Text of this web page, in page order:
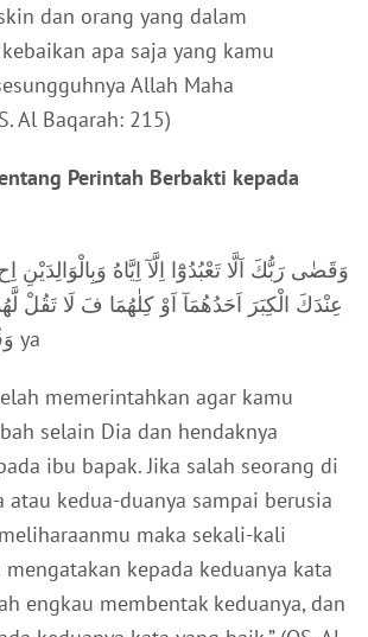
dan orang yang dalam
apa saja yang kamu
Allah Maha
Al Baqarah: 215)
Perintah Berbakti kepada
عِنْدَكَ الْكِبَرَ اَحَدُهُمَآ اَوْ كِلٰهُمَا فَ لَا تَقُلْ
وَقُلْ لَّهُمَا قَوْلًا كَرِي ya
memerintahkan agar kamu
selain Dia dan hendaknya
ibu bapak. Jika salah seorang di
atau kedua-duanya sampai berusia
maka sekali-kali
kepada keduanya kata
engkau membentak keduanya, dan